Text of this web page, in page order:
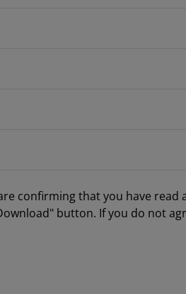
confirming that you have read
button. If you do not